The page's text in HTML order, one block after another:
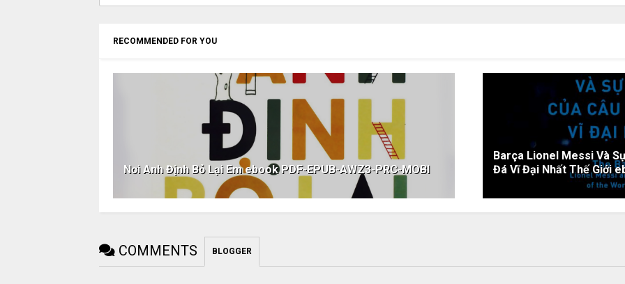
RECOMMENDED FOR YOU
Nơi Anh Định Bỏ Lại Em ebook PDF-EPUB-AWZ3-PRC-MOBI
Barça Lionel Messi Và
Đá Vĩ Đại Nhất Thế Giới
COMMENTS BLOGGER